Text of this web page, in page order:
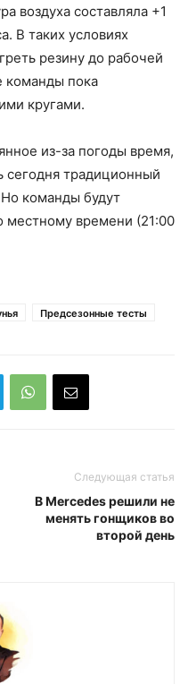
воздуха составляла +1
В таких условиях
резину до рабочей
команды пока
кругами.
из-за погоды время,
сегодня традиционный
команды будут
местному времени (21:00
Предсезонные тесты
Следующая статья
В Mercedes решили не
менять гонщиков во
второй день